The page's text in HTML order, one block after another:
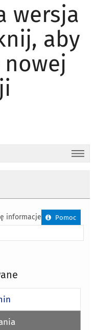
wersja
aby
Pomoc
informacje